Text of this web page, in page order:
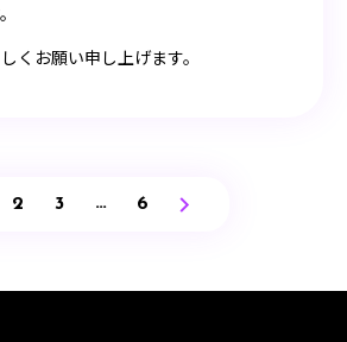
くお願い申し上げます。
2 3 … 6